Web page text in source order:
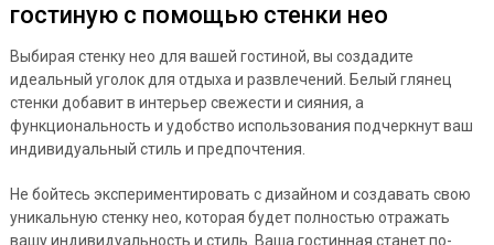
гостиную с помощью стенки нео
Выбирая стенку нео для вашей гостиной, вы создадите
идеальный уголок для отдыха и развлечений. Белый глянец
стенки добавит в интерьер свежести и сияния, а
функциональность и удобство использования подчеркнут ваш
индивидуальный стиль и предпочтения.
Не бойтесь экспериментировать с дизайном и создавать свою
уникальную стенку нео, которая будет полностью отражать
вашу индивидуальность и стиль. Ваша гостинная станет по-